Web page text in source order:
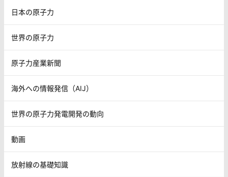
日本の原子力
世界の原子力
原子力産業新聞
海外への情報発信（AIJ）
世界の原子力発電開発の動向
動画
放射線の基礎知識